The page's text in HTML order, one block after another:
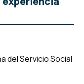
del Servicio Social